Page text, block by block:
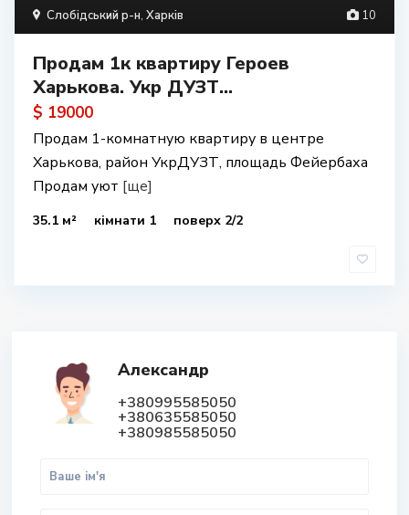
10
Слобідський р-н, Харків
Продам 1к квартиру Героев
Харькова. Укр ДУЗТ...
$ 19000
Продам 1-комнатную квартиру в центре
Харькова, район УкрДУЗТ, площадь Фейербаха
Продам уют [ще]
35.1 м² кімнати 1 поверх 2/2
Александр
+380995585050
+380635585050
+380985585050